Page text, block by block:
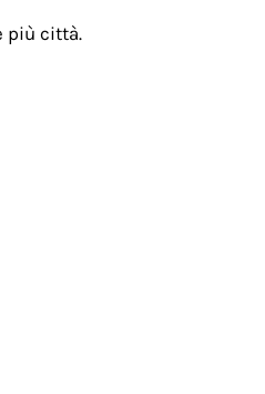
più città.